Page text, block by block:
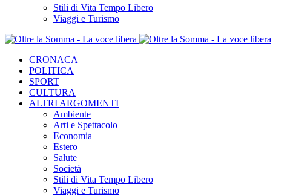
Stili di Vita Tempo Libero
Viaggi e Turismo
CRONACA
POLITICA
SPORT
CULTURA
ALTRI ARGOMENTI
Ambiente
Arti e Spettacolo
Economia
Estero
Salute
Società
Stili di Vita Tempo Libero
Viaggi e Turismo